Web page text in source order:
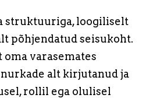
struktuuriga, loogiliselt
põhjendatud seisukoht.
varasemates
alt kirjutanud ja
rollil ega olulisel